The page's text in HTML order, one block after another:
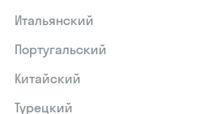
Итальянский
Португальский
Китайский
Турецкий